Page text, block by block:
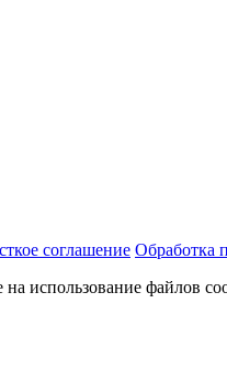
соглашение Обработка
использование файлов